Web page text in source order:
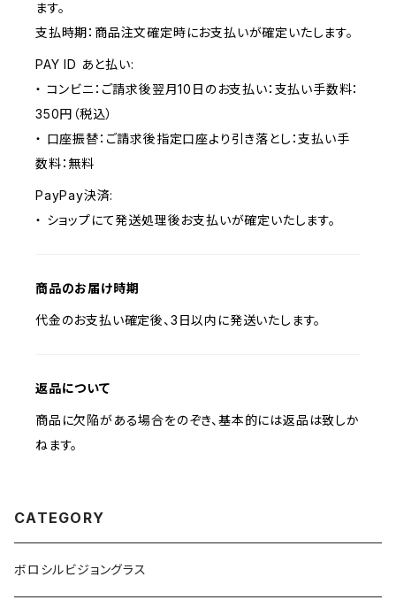
ます。
支払時期：商品注文確定時にお支払いが確定いたします。
PAY ID あと払い:
・ コンビニ：ご請求後翌月10日のお支払い：支払い手数料：
350円（税込）
・ 口座振替：ご請求後指定口座より引き落とし：支払い手
数料：無料
PayPay決済:
・ ショップにて発送処理後お支払いが確定いたします。
商品のお届け時期
代金のお支払い確定後、3日以内に発送いたします。
返品について
商品に欠陥がある場合をのぞき、基本的には返品は致しか
ねます。
CATEGORY
ボロシルビジョングラス